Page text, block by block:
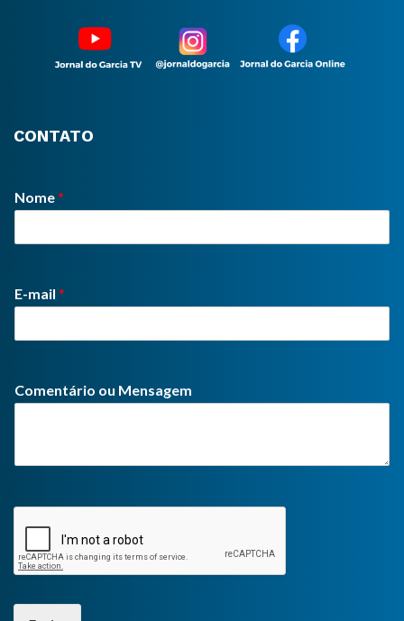
CONTATO
Nome*
E-mail *
Comentário ou Mensagem